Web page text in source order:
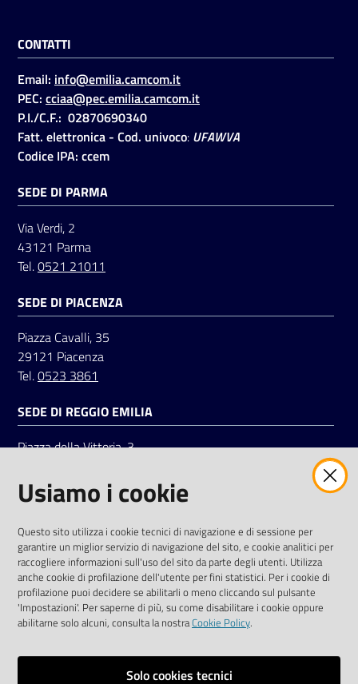
CONTATTI
Email: info@emilia.camcom.it
PEC: cciaa@pec.emilia.camcom.it
P.I./C.F.: 02870690340
Fatt. elettronica - Cod. univoco: UFAWVA
Codice IPA: ccem
SEDE DI PARMA
Via Verdi, 2
43121 Parma
Tel.0521 21011
SEDE DI PIACENZA
Piazza Cavalli, 35
29121 Piacenza
Tel.0523 3861
SEDE DI REGGIO EMILIA
Piazza della Vittoria, 3
Tel.0522 7961
LinkedinFacebookInstagram
Usiamo i cookie
Questo sito utilizza i cookie tecnici di navigazione e di sessione per
garantire un miglior servizio di navigazione del sito, e cookie analitici per
raccogliere informazioni sull'uso del sito da parte degli utenti. Utilizza
anche cookie di profilazione dell'utente per fini statistici. Per i cookie di
profilazione puoi decidere se abilitarli o meno cliccando sul pulsante
'Impostazioni'. Per saperne di più, su come disabilitare i cookie oppure
abilitarne solo alcuni, consulta la nostraCookie Policy.
Solo cookies tecnici